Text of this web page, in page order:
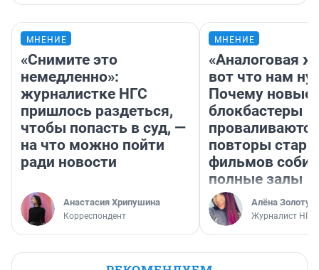
МНЕНИЕ
«Снимите это
немедленно»:
журналистке НГС
пришлось раздеться,
чтобы попасть в суд, —
на что можно пойти
ради новости
Анастасия Хрипушина
Корреспондент
МНЕНИЕ
«Аналоговая
вот что нам
Почему новые
блокбастеры
повторы
фильмов
полные залы
Алёна
Журналист НГС